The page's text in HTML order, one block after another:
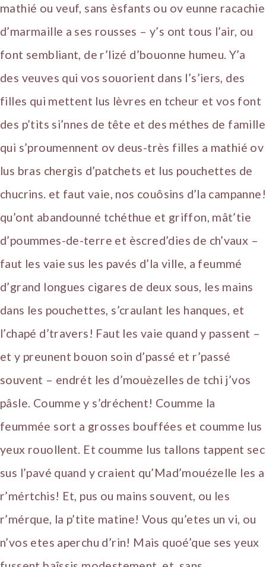
mathié ou veuf, sans èsfants ou ov eunne racachie
d’marmaille a ses rousses – y’s ont tous l’air, ou
font sembliant, de r’lizé d’bouonne humeu. Y’a
des veuves qui vos souorient dans l’s’iers, des
filles qui mettent lus lèvres en tcheur et vos font
des p’tits si’nnes de tête et des méthes de famille
qui s’proumennent ov deus-très filles a mathié ov
lus bras chergis d’patchets et lus pouchettes de
chucrins. et faut vaie, nos couôsins d’la campanne!
qu’ont abandounné tchéthue et griffon, mât’tie
d’poummes-de-terre et èscred’dies de ch’vaux –
faut les vaie sus les pavés d’la ville, a feummé
d’grand longues cigares de deux sous, les mains
dans les pouchettes, s’craulant les hanques, et
l’chapé d’travers! Faut les vaie quand y passent –
et y preunent bouon soin d’passé et r’passé
souvent – endrét les d’mouèzelles de tchi j’vos
pâsle. Coumme y s’dréchent! Coumme la
feummée sort a grosses bouffées et coumme lus
yeux rouollent. Et coumme lus tallons tappent sec
sus l’pavé quand y craient qu’Mad’mouézelle les a
r’mértchis! Et, pus ou mains souvent, ou les
r’mérque, la p’tite matine! Vous qu’etes un vi, ou
n’vos etes aperchu d’rin! Mais quoé’que ses yeux